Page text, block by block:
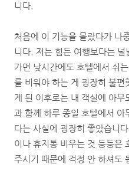
니다.
처음에 이 기능을 몰랐다가 나
니다. 저는 힘든 여행보다는 널
가면 낮시간에도 호텔에서 쉬
를 비워야 하는 게 굉장히 불
게 된 이후로는 내 객실에 아
과 함께 하루 종일 호텔에서 아
다는 사실에 굉장히 좋았습니
이나 휴지통 비우는 것 등등은
주시기 때문에 걱정 안 하셔도